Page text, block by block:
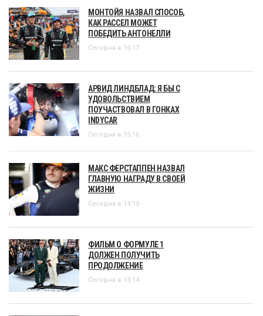
МОНТОЙЯ НАЗВАЛ СПОСОБ,
КАК РАССЕЛ МОЖЕТ
ПОБЕДИТЬ АНТОНЕЛЛИ
Сегодня в 16:17
АРВИД ЛИНДБЛАД: Я БЫ С
УДОВОЛЬСТВИЕМ
ПОУЧАСТВОВАЛ В ГОНКАХ
INDYCAR
Сегодня в 15:16
МАКС ФЕРСТАППЕН НАЗВАЛ
ГЛАВНУЮ НАГРАДУ В СВОЕЙ
ЖИЗНИ
Сегодня в 14:15
ФИЛЬМ О ФОРМУЛЕ 1
ДОЛЖЕН ПОЛУЧИТЬ
ПРОДОЛЖЕНИЕ
Сегодня в 13:14